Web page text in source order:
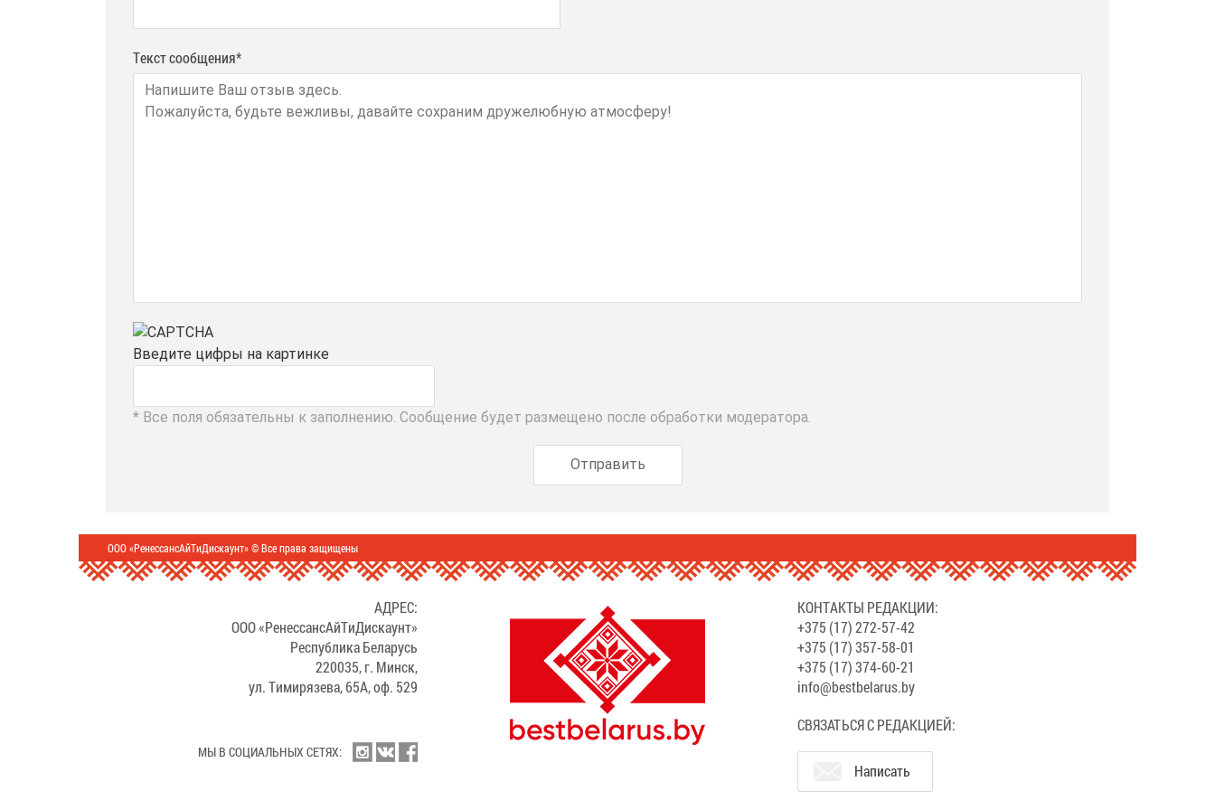
Текст сообщения*
Введите цифры на картинке
* Все поля обязательны к заполнению. Сообщение будет размещено после обработки модератора.
ООО «РенессансАйТиДискаунт» © Все права защищены
АДРЕС:
ООО «РенессансАйТиДискаунт»
Республика Беларусь
220035, г. Минск,
ул. Тимирязева, 65А, оф. 529
МЫ В СОЦИАЛЬНЫХ СЕТЯХ:
КОНТАКТЫ РЕДАКЦИИ:
+375 (17) 272-57-42
+375 (17) 357-58-01
+375 (17) 374-60-21
info@bestbelarus.by
СВЯЗАТЬСЯ С РЕДАКЦИЕЙ:
Написать